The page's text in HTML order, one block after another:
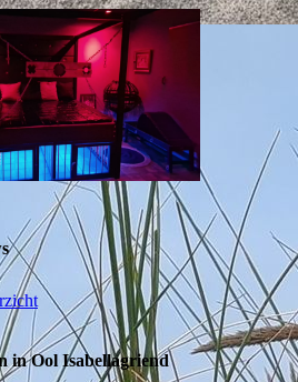
in Ool Isabellagriend